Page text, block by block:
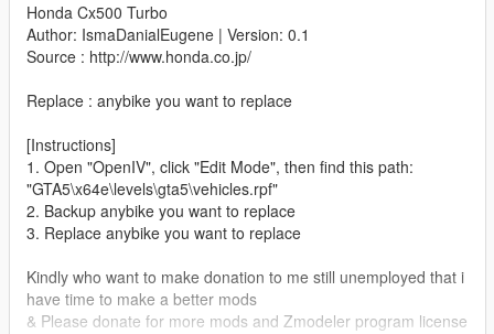
Honda Cx500 Turbo
Author: IsmaDanialEugene | Version: 0.1
Source : http://www.honda.co.jp/
Replace : anybike you want to replace
[Instructions]
1. Open "OpenIV", click "Edit Mode", then find this path:
"GTA5\x64e\levels\gta5\vehicles.rpf"
2. Backup anybike you want to replace
3. Replace anybike you want to replace
Kindly who want to make donation to me still unemployed that i
have time to make a better mods
& Please donate for more mods and Zmodeler program license